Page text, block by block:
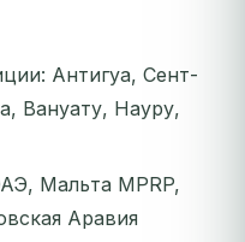
Антигуа, Сент-
Вануату, Науру,
Мальта MPRP,
Аравия